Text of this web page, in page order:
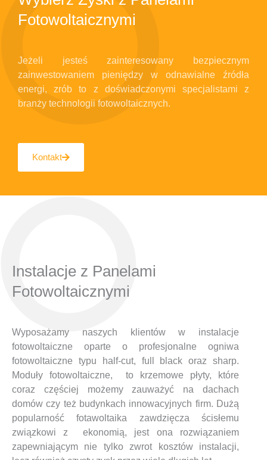
Fotowoltaicznymi
Jeżeli jesteś zainteresowany bezpiecznym
zainwestowaniem pieniędzy w odnawialne źródła
energi, zrób to z doświadczonymi specjalistami z
branży technologii fotowoltaicznych.
Kontakt
Instalacje z Panelami
Fotowoltaicznymi
Wyposażamy naszych klientów w instalacje
fotowoltaiczne oparte o profesjonalne ogniwa
fotowoltaiczne typu half-cut, full black oraz sharp.
Moduły fotowoltaiczne, to krzemowe płyty, które
coraz częściej możemy zauważyć na dachach
domów czy też budynkach innowacyjnych firm. Dużą
popularność fotawoltaika zawdzięcza ścisłemu
związkowi z ekonomią, jest ona rozwiązaniem
zapewniającym nie tylko zwrot kosztów instalacji,